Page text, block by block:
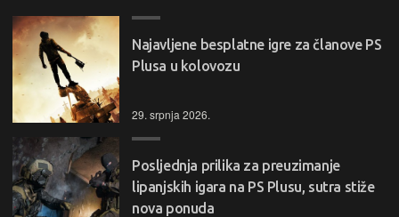
Najavljene besplatne igre za članove PS
Plusa u kolovozu
29. srpnja 2026.
Posljednja prilika za preuzimanje
lipanjskih igara na PS Plusu, sutra stiže
nova ponuda